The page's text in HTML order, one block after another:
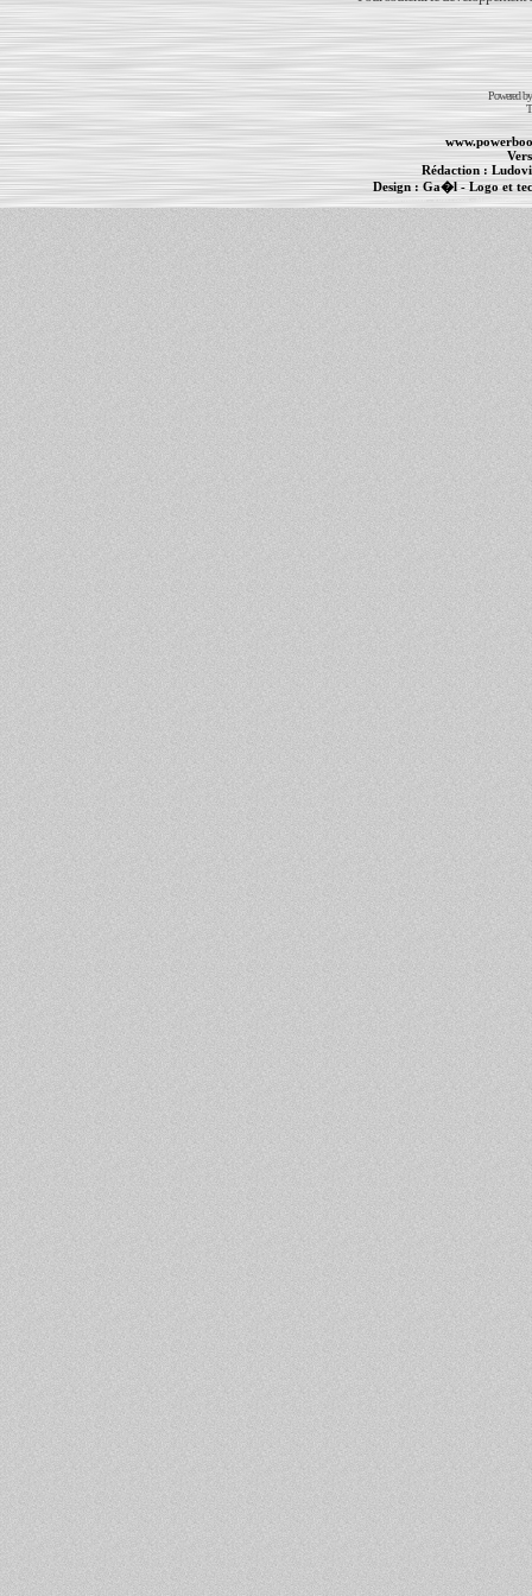
Powered
Rédaction :
Design : Ga�l- Logo et
Informations :